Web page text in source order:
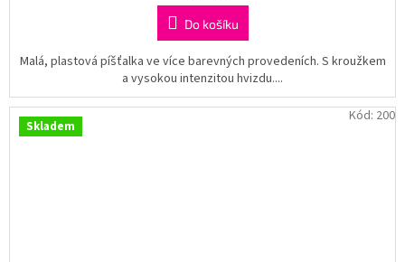
Do košíku
Malá, plastová píšťalka ve více barevných provedeních. S kroužkem
a vysokou intenzitou hvizdu....
Skladem
Kód: 200